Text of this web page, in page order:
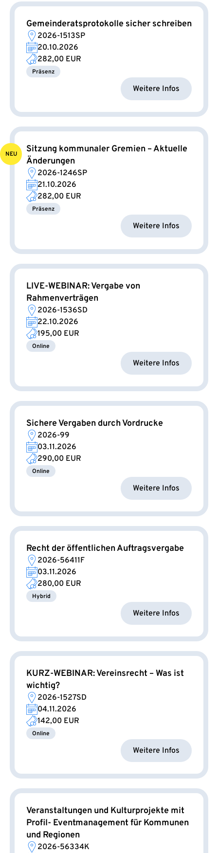
Gemeinderatsprotokolle sicher schreiben
2026-1513SP
20.10.2026
282,00 EUR
Präsenz
Weitere Infos
Sitzung kommunaler Gremien – Aktuelle
Änderungen
2026-1246SP
21.10.2026
282,00 EUR
Präsenz
Weitere Infos
NEU
LIVE-WEBINAR: Vergabe von
Rahmenverträgen
2026-1536SD
22.10.2026
195,00 EUR
Online
Weitere Infos
Sichere Vergaben durch Vordrucke
2026-99
03.11.2026
290,00 EUR
Online
Weitere Infos
Recht der öffentlichen Auftragsvergabe
2026-56411F
03.11.2026
280,00 EUR
Hybrid
Weitere Infos
KURZ-WEBINAR: Vereinsrecht – Was ist
wichtig?
2026-1527SD
04.11.2026
142,00 EUR
Online
Weitere Infos
Veranstaltungen und Kulturprojekte mit
Profil- Eventmanagement für Kommunen
und Regionen
2026-56334K